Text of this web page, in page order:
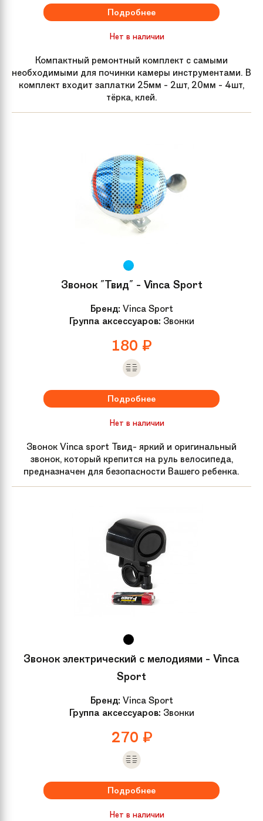
Подробнее
Нет в наличии
Компактный ремонтный комплект с самыми
необходимыми для починки камеры инструментами. В
комплект входит заплатки 25мм - 2шт, 20мм - 4шт,
тёрка, клей.
Звонок "Твид" - Vinca Sport
Бренд: Vinca Sport
Группа аксессуаров: Звонки
180 ₽
Подробнее
Нет в наличии
Звонок Vinca sport Твид- яркий и оригинальный
звонок, который крепится на руль велосипеда,
предназначен для безопасности Вашего ребенка.
Звонок электрический с мелодиями - Vinca
Sport
Бренд: Vinca Sport
Группа аксессуаров: Звонки
270 ₽
Подробнее
Нет в наличии